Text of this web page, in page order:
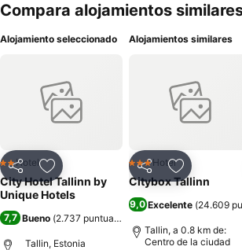
Compara alojamientos
Alojamiento seleccionado
CompartirAgregar a favoritos
2 Estrellas
Hotel
City Hotel Tallinn by
Unique Hotels
7,7 Bueno (2.737 puntuaciones
Tallin, Estonia
Alojamientos similares
CompartirAgregar a
3 Estrellas
Hotel
Citybox Tallinn
9,0Excelente (24.609
Tallin, a 0.8 km de:
Centro de la ciudad